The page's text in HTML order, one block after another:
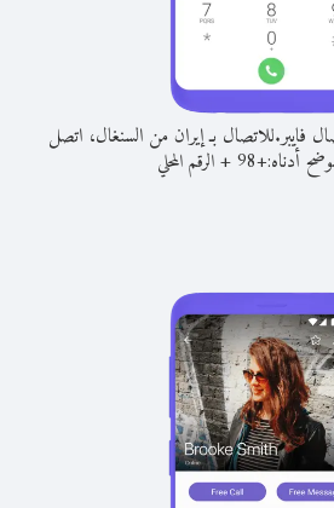
فايبر.للاتصال بـ إيران من السنغال، اتصل
أدناه:+
98
+الرقم المحلي